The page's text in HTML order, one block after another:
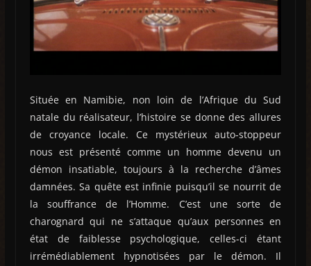
Située en Namibie, non loin de l’Afrique du Sud
natale du réalisateur, l’histoire se donne des allures
de croyance locale. Ce mystérieux auto-stoppeur
nous est présenté comme un homme devenu un
démon insatiable, toujours à la recherche d’âmes
damnées. Sa quête est infinie puisqu’il se nourrit de
la souffrance de l’Homme. C’est une sorte de
charognard qui ne s’attaque qu’aux personnes en
état de faiblesse psychologique, celles-ci étant
irrémédiablement hypnotisées par le démon. Il